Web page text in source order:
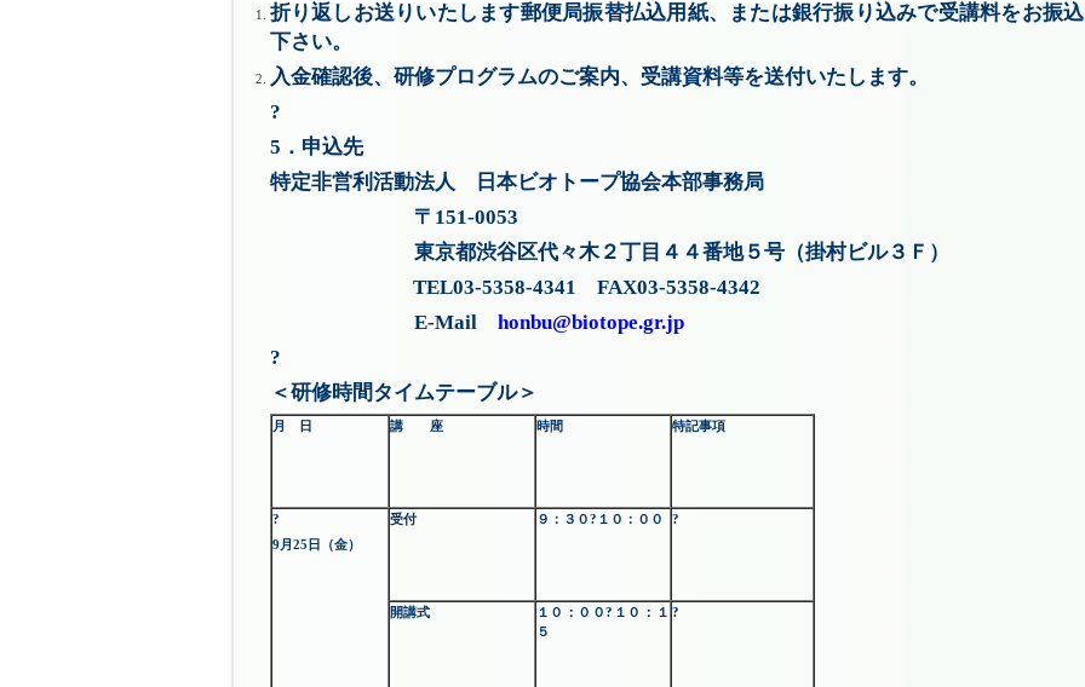
折り返しお送りいたします郵便局振替払込用紙、または銀行振り込みで受講料をお振
下さい。
入金確認後、研修プログラムのご案内、受講資料等を送付いたします。
?
5．申込先
特定非営利活動法人 日本ビオトープ協会本部事務局
〒151-0053
東京都渋谷区代々木２丁目４４番地５号（掛村ビル３Ｆ）
TEL03-5358-4341 FAX03-5358-4342
E-Mail honbu@biotope.gr.jp
?
＜研修時間タイムテーブル＞
月 日 講 座 時間 特記事項
?
9月25日（金）
受付 ９：３０?１０：００ ?
開講式
１０：００?１０：１
５
?